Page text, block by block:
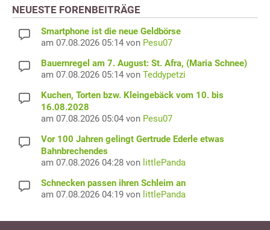
NEUESTE FORENBEITRÄGE
Smartphone ist die neue Geldbörse
am 07.08.2026 05:14 von Pesu07
Bauernregel am 7. August: St. Afra, (Maria Schnee)
am 07.08.2026 05:14 von Teddypetzi
Kuchen, Torten bzw. Kleingebäck vom 10. bis
16.08.2028
am 07.08.2026 05:04 von Pesu07
Vor 100 Jahren gelingt Gertrude Ederle etwas
Bahnbrechendes
am 07.08.2026 04:28 von littlePanda
Schnecken passen ihren Schleim an
am 07.08.2026 04:19 von littlePanda